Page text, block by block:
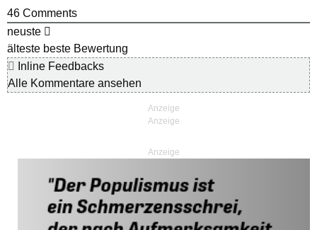
46 Comments
neuste
älteste beste Bewertung
Inline Feedbacks
Alle Kommentare ansehen
Anzeige